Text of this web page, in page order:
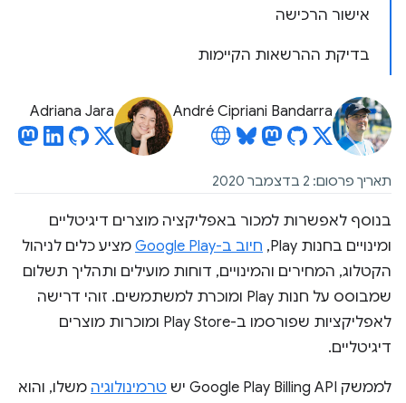
אישור הרכישה
בדיקת ההרשאות הקיימות
André Cipriani Bandarra
Adriana Jara
תאריך פרסום: 2 בדצמבר 2020
בנוסף לאפשרות למכור באפליקציה מוצרים דיגיטליים
ומינויים בחנות Play,
חיוב ב-Google Play
מציע כלים לניהול
הקטלוג, המחירים והמינויים, דוחות מועילים ותהליך תשלום
שמבוסס על חנות Play ומוכרת למשתמשים. זוהי דרישה
לאפליקציות שפורסמו ב-Play Store ומוכרות מוצרים
דיגיטליים.
לממשק Google Play Billing API יש טרמינולוגיה משלו, והוא